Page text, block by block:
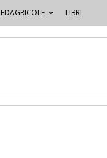
EDAGRICOLE LIBRI